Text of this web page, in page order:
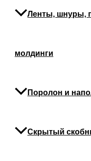
Ленты, шнуры,
молдинги
Поролон и
Скрытый